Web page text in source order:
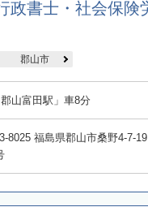
政書士・社会保険
郡山市
山富田駅」車8分
8025 福島県郡山市桑野4-7-